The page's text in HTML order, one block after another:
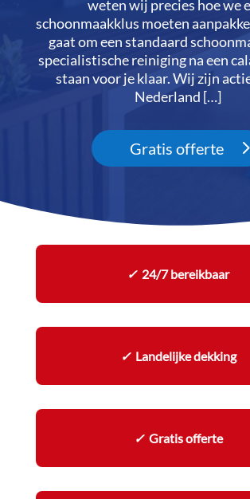
weten wij precies hoe we
schoonmaakklus moeten
gaat om een standaard
specialistische reiniging na een
staan voor je klaar.​ Wij zijn
Nederland […]
Gratis offerte
✓24/7 bereikbaar
✓ Landelijke dekking
✓Gratis offerte